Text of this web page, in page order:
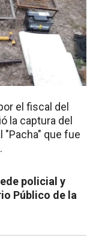
el fiscal del
la captura del
"Pacha" que fue
policial y
Público de la